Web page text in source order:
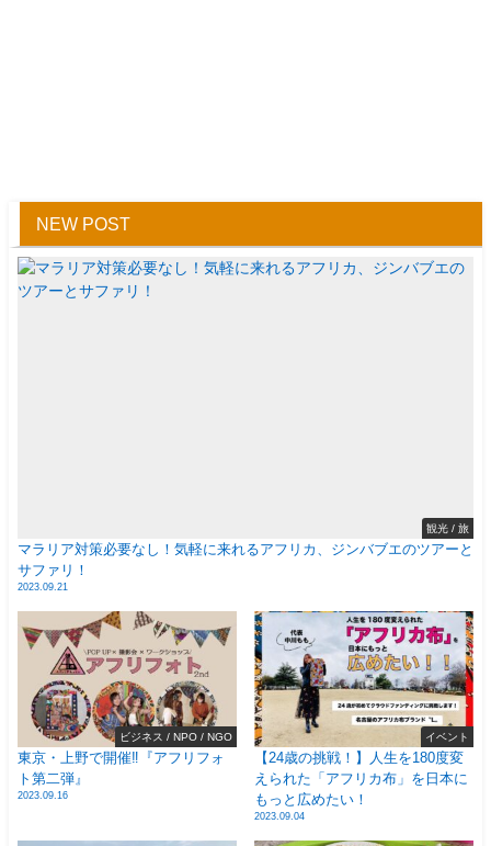
NEW POST
観光 / 旅
マラリア対策必要なし！気軽に来れるアフリカ、ジンバブエのツアーと
サファリ！
2023.09.21
ビジネス / NPO / NGO
東京・上野で開催‼️『アフリフォ
ト第二弾』
2023.09.16
イベント
【24歳の挑戦！】人生を180度変
えられた「アフリカ布」を日本に
もっと広めたい！
2023.09.04